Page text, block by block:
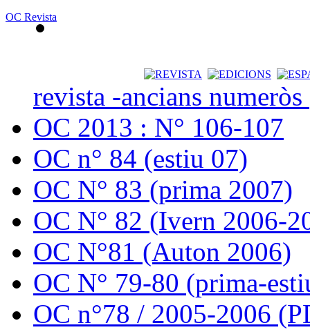
OC Revista
revista -ancians
OC 2013 : N° 106-107
OC n° 84 (estiu 07)
OC N° 83 (prima 2007)
OC N° 82 (Ivern 2006-
OC N°81 (Auton 2006)
OC N° 79-80 (prima-
OC n°78 / 2005-2006